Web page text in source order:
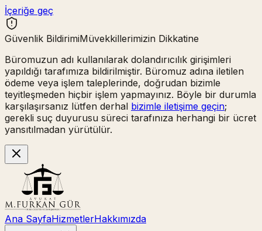
İçeriğe geç
Güvenlik BildirimiMüvekkillerimizin Dikkatine
Büromuzun adı kullanılarak dolandırıcılık girişimleri
yapıldığı tarafımıza bildirilmiştir. Büromuz adına iletilen
ödeme veya işlem taleplerinde, doğrudan bizimle
teyitleşmeden hiçbir işlem yapmayınız. Böyle bir durumla
karşılaşırsanız lütfen derhal bizimle iletişime geçin;
gerekli suç duyurusu süreci tarafınıza herhangi bir ücret
yansıtılmadan yürütülür.
Ana SayfaHizmetlerHakkımızda